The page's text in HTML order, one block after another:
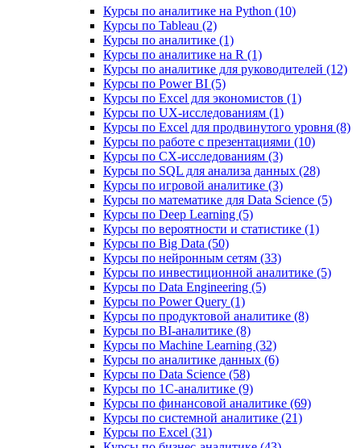
Курсы по аналитике на Python (10)
Курсы по Tableau (2)
Курсы по аналитике (1)
Курсы по аналитике на R (1)
Курсы по аналитике для руководителей (12)
Курсы по Power BI (5)
Курсы по Excel для экономистов (1)
Курсы по UX‑исследованиям (1)
Курсы по Excel для продвинутого уровня (8)
Курсы по работе с презентациями (10)
Курсы по CX-исследованиям (3)
Курсы по SQL для анализа данных (28)
Курсы по игровой аналитике (3)
Курсы по математике для Data Science (5)
Курсы по Deep Learning (5)
Курсы по вероятности и статистике (1)
Курсы по Big Data (50)
Курсы по нейронным сетям (33)
Курсы по инвестиционной аналитике (5)
Курсы по Data Engineering (5)
Курсы по Power Query (1)
Курсы по продуктовой аналитике (8)
Курсы по BI‑аналитике (8)
Курсы по Machine Learning (32)
Курсы по аналитике данных (6)
Курсы по Data Science (58)
Курсы по 1С‑аналитике (9)
Курсы по финансовой аналитике (69)
Курсы по системной аналитике (21)
Курсы по Excel (31)